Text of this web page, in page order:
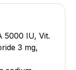
5000 IU, Vit.
3 mg,